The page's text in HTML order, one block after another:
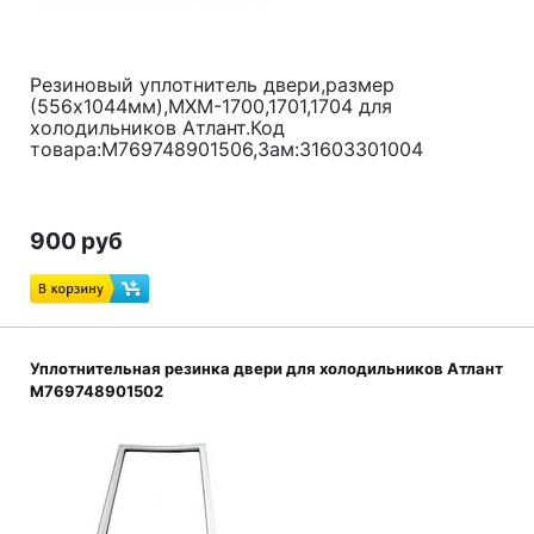
Резиновый уплотнитель двери,размер
(556x1044мм),МХМ-1700,1701,1704 для
холодильников Атлант.Код
товара:M769748901506,Зам:31603301004
900 руб
Уплотнительная резинка двери для холодильников Атлант
M769748901502